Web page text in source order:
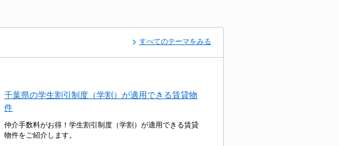
すべてのテーマをみる
千葉県の学生割引制度（学割）が適用できる賃貸物
件
仲介手数料がお得！学生割引制度（学割）が適用できる賃貸
物件をご紹介します。